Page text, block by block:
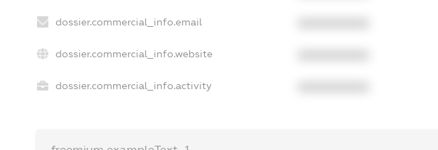
dossier.commercial_info.email
dossier.commercial_info.website
dossier.commercial_info.activity